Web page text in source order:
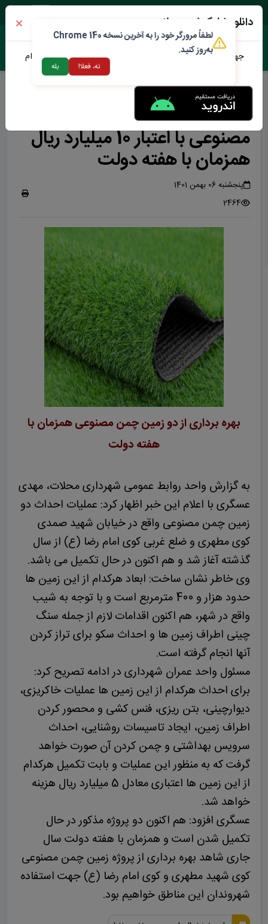
واحد عمران شهرداری محلات
بهره برداری از دو زمین چمن
مصنوعی با اعتبار 10 میلیارد ریال
همزمان با هفته دولت
پنجشنبه 06 بهمن 1401
2464
بهره برداری از دو زمین چمن مصنوعی همزمان با
هفته دولت
به گزارش واحد روابط عمومی شهرداری محلات، مهدی
عسگری با اعلام این خبر اظهار کرد: عملیات احداث دو
زمین چمن مصنوعی واقع در خیابان شهید صمدی
کوی مطهری و ضلع غربی کوی امام رضا (ع) از سال
گذشته آغاز شد و هم اکنون در حال تکمیل می باشد.
وی خاطر نشان ساخت: ابعاد هرکدام از این زمین ها
حدود هزار و 400 مترمربع است و با توجه به شیب
واقع در شهر، هم اکنون اقدامات لازم از جمله سنگ
چینی اطراف زمین ها و احداث سکو برای تراز کردن
آنها انجام گرفته است.
مسئول واحد عمران شهرداری در ادامه تصریح کرد:
برای احداث هرکدام از این زمین ها عملیات خاکریزی،
دیوارچینی، بتن ریزی، فنس کشی و محصور کردن
اطراف زمین، ایجاد تاسیسات روشنایی، احداث
سرویس بهداشتی و چمن کردن آن صورت خواهد
گرفت که به منظور این عملیات و بابت تکمیل هرکدام
از این زمین ها اعتباری معادل 5 میلیارد ریال هزینه
خواهد شد.
عسگری افزود: هم اکنون دو پروژه مذکور در حال
تکمیل شدن است و همزمان با هفته دولت سال
جاری شاهد بهره برداری از پروژه زمین چمن مصنوعی
کوی شهید مطهری و کوی امام رضا (ع) جهت استفاده
شهروندان این مناطق خواهیم بود.
دانلود اپلیکیشن محلات من
جهت دانلود نرم افزار محلات من می توانید از طریق لینک زیر اقدام
لطفاً مرورگر خود را به آخرین نسخه Chrome 140
به‌روز کنید.
نه، فعلا! بله